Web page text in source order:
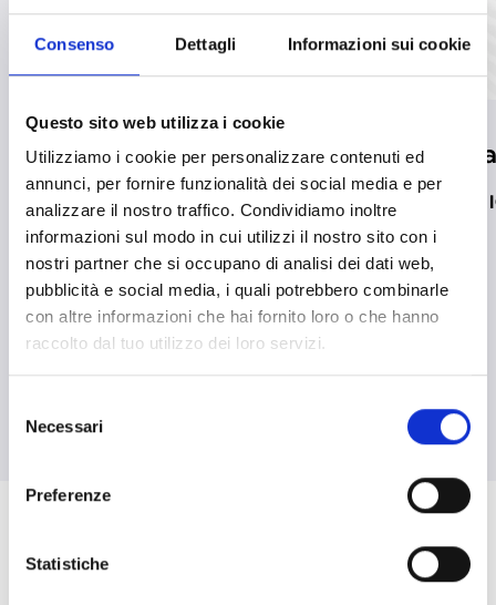
Consenso Dettagli Informazioni sui cookie
Questo sito web utilizza i cookie
Utilizziamo i cookie per personalizzare contenuti ed
annunci, per fornire funzionalità dei social media e per
analizzare il nostro traffico. Condividiamo inoltre
informazioni sul modo in cui utilizzi il nostro sito con i
nostri partner che si occupano di analisi dei dati web,
pubblicità e social media, i quali potrebbero combinarle
con altre informazioni che hai fornito loro o che hanno
raccolto dal tuo utilizzo dei loro servizi.
delNecessari
Preferenze
Statistiche
Inim ha sido galardonada
en los premios MADE
Future Industry Awards,
otorgados por el
Ministerio de Empresas y
del «Made in Italy»
MÁS INFORMACIÓN south_east
Inim se une
MÁS